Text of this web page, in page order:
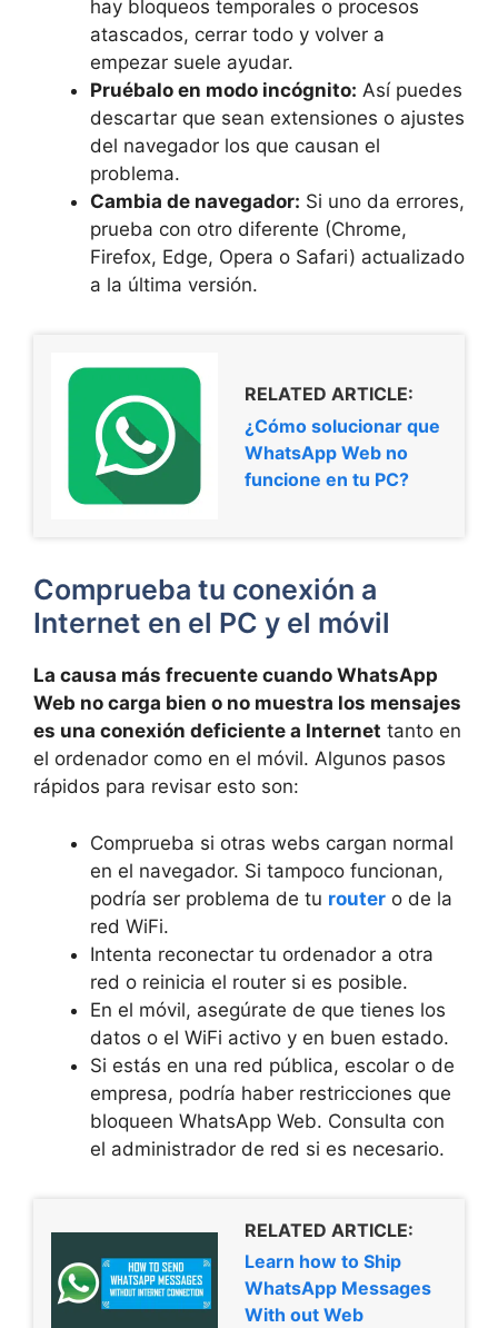
hay bloqueos temporales o procesos
atascados, cerrar todo y volver a
empezar suele ayudar.
Pruébalo en modo incógnito: Así puedes
descartar que sean extensiones o ajustes
del navegador los que causan el
problema.
Cambia de navegador: Si uno da errores,
prueba con otro diferente (Chrome,
Firefox, Edge, Opera o Safari) actualizado
a la última versión.
RELATED ARTICLE:
¿Cómo solucionar que
WhatsApp Web no
funcione en tu PC?
Comprueba tu conexión a
Internet en el PC y el móvil
La causa más frecuente cuando WhatsApp
Web no carga bien o no muestra los mensajes
es una conexión deficiente a Internet tanto en
el ordenador como en el móvil. Algunos pasos
rápidos para revisar esto son:
Comprueba si otras webs cargan normal
en el navegador. Si tampoco funcionan,
podría ser problema de tu router o de la
red WiFi.
Intenta reconectar tu ordenador a otra
red o reinicia el router si es posible.
En el móvil, asegúrate de que tienes los
datos o el WiFi activo y en buen estado.
Si estás en una red pública, escolar o de
empresa, podría haber restricciones que
bloqueen WhatsApp Web. Consulta con
el administrador de red si es necesario.
RELATED ARTICLE:
Learn how to Ship
WhatsApp Messages
With out Web